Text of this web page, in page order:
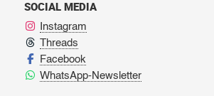
SOCIAL MEDIA
Instagram
Threads
Facebook
WhatsApp-Newsletter